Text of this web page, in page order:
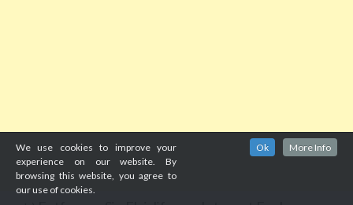
We use cookies to improve your
experience on our website. By
browsing this website, you agree to
our use of cookies.
Ok More Info